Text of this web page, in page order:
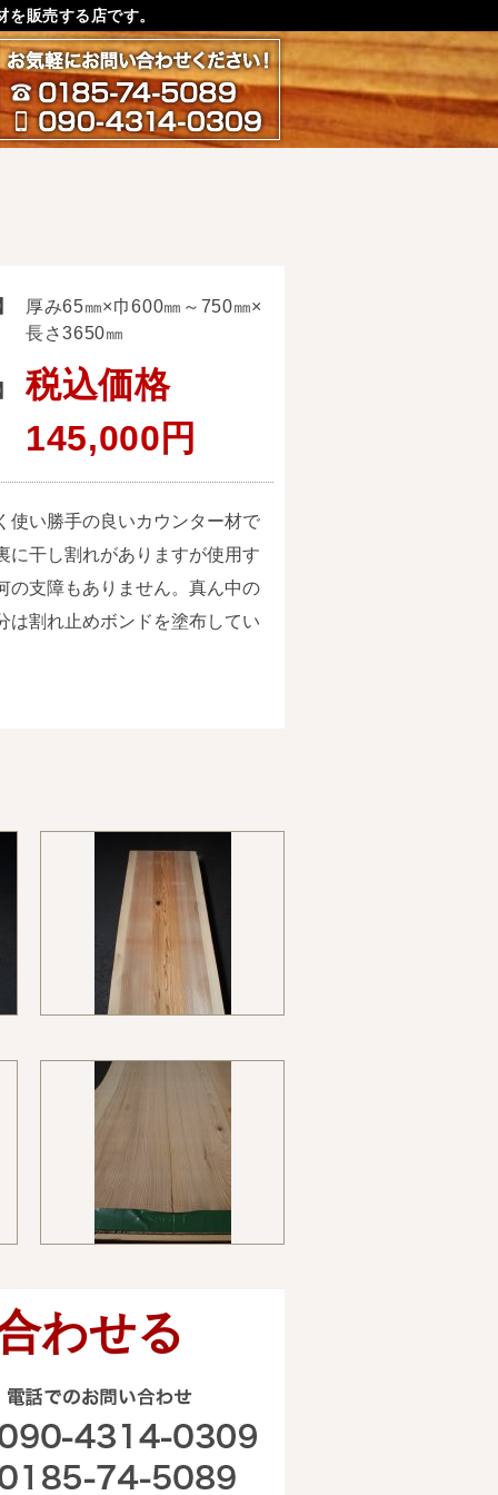
販売する店です。
お気軽にお問い合わせ下さ
0185-74-5089
090-4314-0309
厚み65㎜×巾600㎜～750㎜×
長さ3650㎜
税込価格
145,000円
使い勝手の良いカウンター材で
に干し割れがありますが使用す
の支障もありません。真ん中の
は割れ止めボンドを塗布してい
わせる